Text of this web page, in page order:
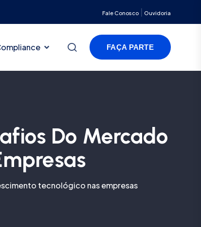
Fale Conosco| Ouvidoria
FAÇA PARTE
Do Mercado
tecnológico nas empresas